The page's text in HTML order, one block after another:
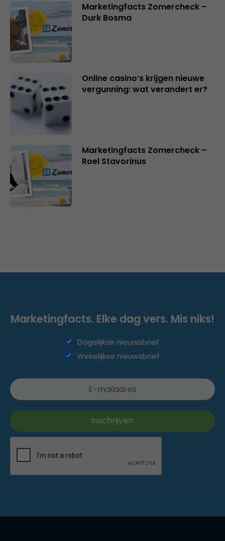
Marketingfacts Zomercheck –
Durk Bosma
Online casino’s krijgen nieuwe
vergunning: wat verandert er?
Marketingfacts Zomercheck –
Roel Stavorinus
Marketingfacts. Elke dag vers. Mis niks!
Dagelijkse nieuwsbrief
Wekelijkse nieuwsbrief